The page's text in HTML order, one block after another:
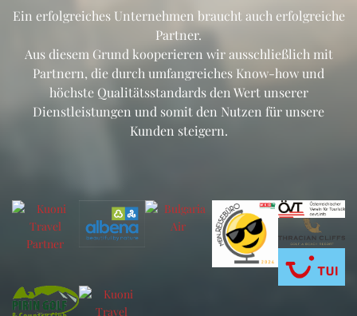
Ein erfolgreiches Unternehmen braucht auch erfolgreiche
Partner.
Aus diesem Grund kooperieren wir ausschließlich mit
Partnern, die durch umfangreiches Know-how und
höchste Qualitätsstandards den Wert unserer
Dienstleistungen und somit den Nutzen für unsere
Kunden steigern.